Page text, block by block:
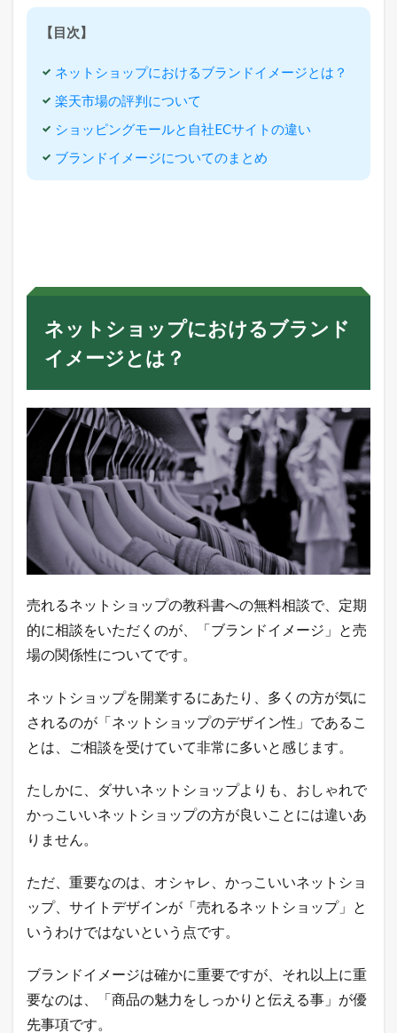
サ
の
い
の
ト
ョ
プ
に
け
る
ブ
ラ
ー
と
は
？
3
天
場
の
評
に
い
て
シ
ョ
ッ
ピ
モ
ー
ル
と
【目次】
ネットショップにおけるブランドイメージとは？
楽天市場の評判について
ショッピングモールと自社ECサイトの違い
ブランドイメージについてのまとめ
ネットショップにおけるブランド
イメージとは？
売れるネットショップの教科書への無料相談で、定期
的に相談をいただくのが、「ブランドイメージ」と売
場の関係性についてです。
ネットショップを開業するにあたり、多くの方が気に
されるのが「ネットショップのデザイン性」であるこ
とは、ご相談を受けていて非常に多いと感じます。
たしかに、ダサいネットショップよりも、おしゃれで
かっこいいネットショップの方が良いことには違いあ
りません。
ただ、重要なのは、オシャレ、かっこいいネットショ
ップ、サイトデザインが「売れるネットショップ」と
いうわけではないという点です。
ブランドイメージは確かに重要ですが、それ以上に重
要なのは、「商品の魅力をしっかりと伝える事」が優
先事項です。